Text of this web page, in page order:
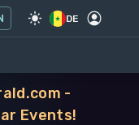
DE
-
Events!